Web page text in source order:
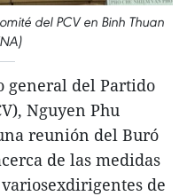
del PCV en Binh Thuan
general del Partido
Nguyen Phu
reunión del Buró
de las medidas
de